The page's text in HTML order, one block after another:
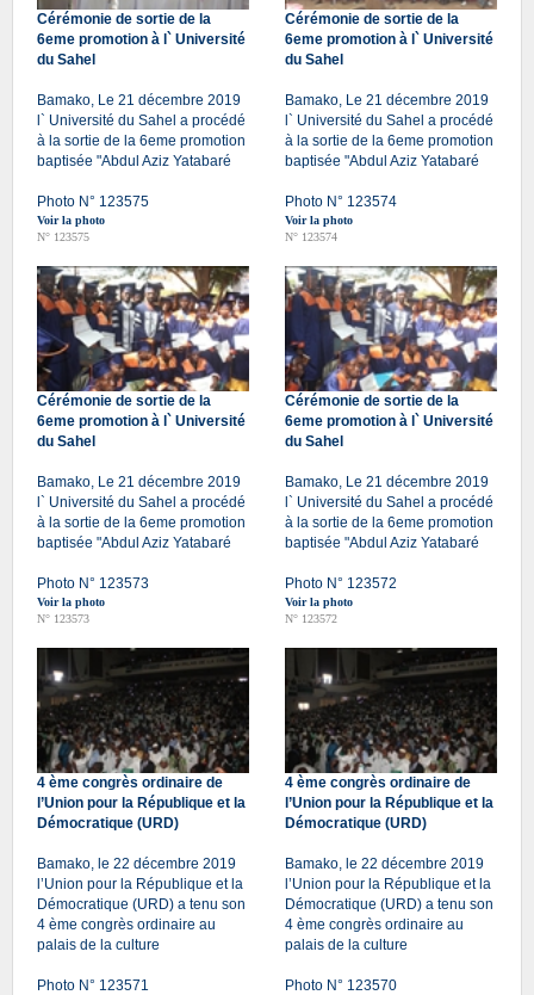
Cérémonie de sortie de la
6eme promotion à l` Université
du Sahel
Bamako, Le 21 décembre 2019
l` Université du Sahel a procédé
à la sortie de la 6eme promotion
baptisée "Abdul Aziz Yatabaré
Photo N° 123575
Voir la photo
N° 123575
Cérémonie de sortie de la
6eme promotion à l` Université
du Sahel
Bamako, Le 21 décembre 2019
l` Université du Sahel a procédé
à la sortie de la 6eme promotion
baptisée "Abdul Aziz Yatabaré
Photo N° 123574
Voir la photo
N° 123574
Cérémonie de sortie de la
6eme promotion à l` Université
du Sahel
Bamako, Le 21 décembre 2019
l` Université du Sahel a procédé
à la sortie de la 6eme promotion
baptisée "Abdul Aziz Yatabaré
Photo N° 123573
Voir la photo
N° 123573
Cérémonie de sortie de la
6eme promotion à l` Université
du Sahel
Bamako, Le 21 décembre 2019
l` Université du Sahel a procédé
à la sortie de la 6eme promotion
baptisée "Abdul Aziz Yatabaré
Photo N° 123572
Voir la photo
N° 123572
4 ème congrès ordinaire de
l’Union pour la République et la
Démocratique (URD)
Bamako, le 22 décembre 2019
l’Union pour la République et la
Démocratique (URD) a tenu son
4 ème congrès ordinaire au
palais de la culture
Photo N° 123571
4 ème congrès ordinaire de
l’Union pour la République et la
Démocratique (URD)
Bamako, le 22 décembre 2019
l’Union pour la République et la
Démocratique (URD) a tenu son
4 ème congrès ordinaire au
palais de la culture
Photo N° 123570